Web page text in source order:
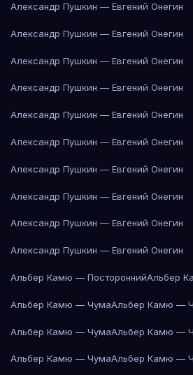
Александр Пушкин — Евгений Онегин
Александр Пушкин — Евгений Онегин
Александр Пушкин — Евгений Онегин
Александр Пушкин — Евгений Онегин
Александр Пушкин — Евгений Онегин
Александр Пушкин — Евгений Онегин
Александр Пушкин — Евгений Онегин
Александр Пушкин — Евгений Онегин
Александр Пушкин — Евгений Онегин
Александр Пушкин — Евгений Онегин
Альбер Камю — ПостороннийАльбер
Альбер Камю — ЧумаАльбер Камю —
Альбер Камю — ЧумаАльбер Камю —
Альбер Камю — ЧумаАльбер Камю —